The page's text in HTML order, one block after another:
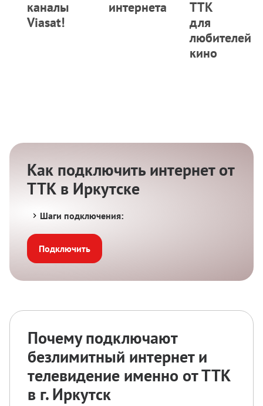
каналы
Viasat!
интернета
ТТК
для
любителей
кино
Как подключить интернет от
ТТК в Иркутске
Шаги подключения:
Подключить
Почему подключают
безлимитный интернет и
телевидение именно от ТТК
в г. Иркутск